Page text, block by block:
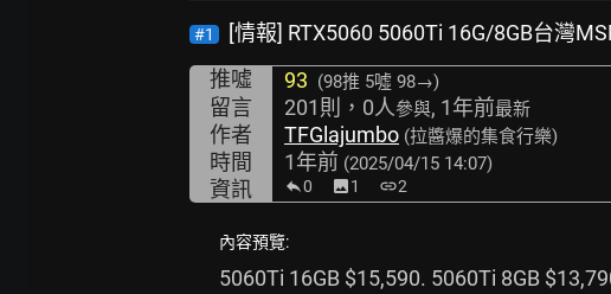
#1
[情報] RTX5060 5060Ti 16G/8GB台灣
推噓
93 (98推 5噓 98→)
留言 201則，0人參與, 1年前最新
作者 TFGlajumbo (拉醬爆的集食行樂)
時間 1年前 (2025/04/15 14:07)
資訊 0 image1 link2
內容預覽:
5060Ti 16GB $15,590. 5060Ti 8GB